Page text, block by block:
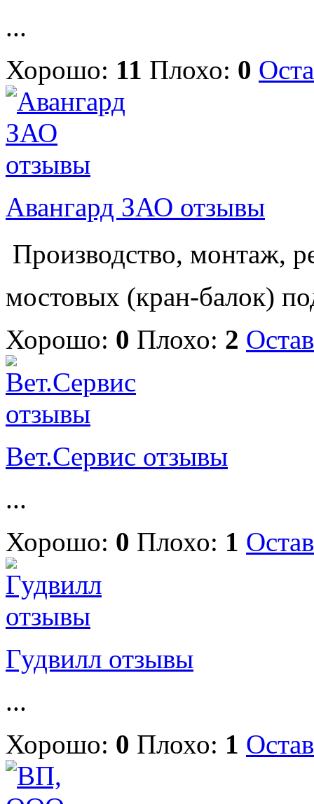
...
Хорошо: 11 Плохо: 0
Авангард ЗАО отзывы
 Производство, монтаж,
мостовых (кран-балок)
Хорошо: 0 Плохо: 2
Вет.Сервис отзывы
...
Хорошо: 0 Плохо: 1
Гудвилл отзывы
...
Хорошо: 0 Плохо: 1